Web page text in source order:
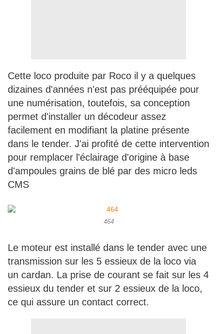
Cette loco produite par Roco il y a quelques
dizaines d'années n'est pas prééquipée pour
une numérisation, toutefois, sa conception
permet d'installer un décodeur assez
facilement en modifiant la platine présente
dans le tender. J'ai profité de cette intervention
pour remplacer l'éclairage d'origine à base
d'ampoules grains de blé par des micro leds
CMS
464
Le moteur est installé dans le tender avec une
transmission sur les 5 essieux de la loco via
un cardan. La prise de courant se fait sur les 4
essieux du tender et sur 2 essieux de la loco,
ce qui assure un contact correct.